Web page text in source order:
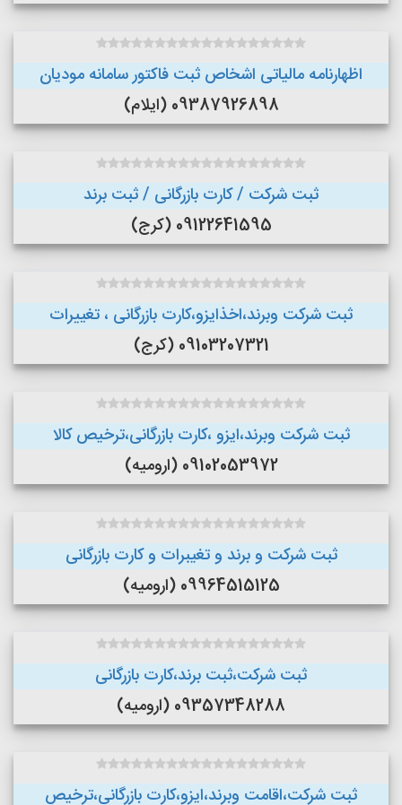
اظهارنامه مالیاتی اشخاص ثبت فاکتور سامانه مودیان
09387926898 (ایلام)
ثبت شرکت / کارت بازرگانی / ثبت برند
09122641595 (کرج)
ثبت شرکت وبرند،اخذایزو،کارت بازرگانی ، تغییرات
09103207321 (کرج)
ثبت شرکت وبرند،ایزو ،کارت بازرگانی،ترخیص کالا
09102053972 (ارومیه)
ثبت شرکت و برند و تغیبرات و کارت بازرگانی
09964515125 (ارومیه)
ثبت شرکت،ثبت برند،کارت بازرگانی
09357348288 (ارومیه)
ثبت شرکت،اقامت وبرند،ایزو،کارت بازرگانی،ترخیص